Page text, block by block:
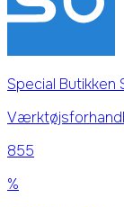
Special Butikken
855
%